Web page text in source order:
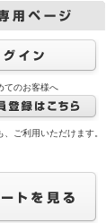
てのお客様へ
ご利用いただけます。